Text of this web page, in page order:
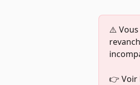
⚠️ Vous
👉 Voir